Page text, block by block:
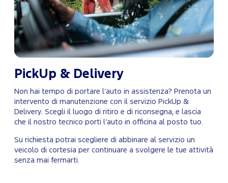
PickUp & Delivery
Non hai tempo di portare l’auto in assistenza? Prenota un
intervento di manutenzione con il servizio PickUp &
Delivery. Scegli il luogo di ritiro e di riconsegna, e lascia
che il nostro tecnico porti l’auto in officina al posto tuo.
Su richiesta potrai scegliere di abbinare al servizio un
veicolo di cortesia per continuare a svolgere le tue attività
senza mai fermarti.